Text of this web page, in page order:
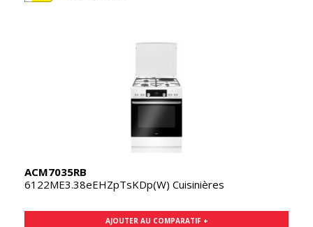
ACM7035RB
6122ME3.38eEHZpTsKDp(W) Cuisinières
AJOUTER AU COMPARATIF +